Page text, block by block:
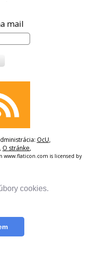
cookies.
mail
OcU,
, O stránke,
www.flaticon.com is licensed by